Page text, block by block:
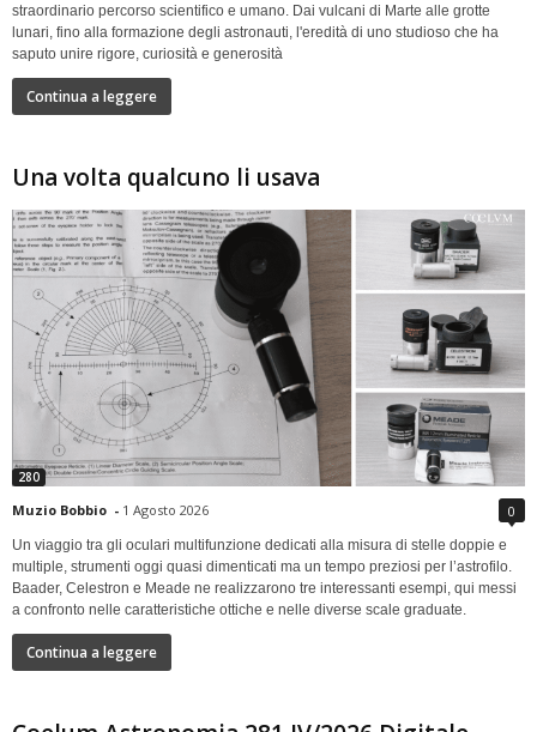
straordinario percorso scientifico e umano. Dai vulcani di Marte alle grotte
lunari, fino alla formazione degli astronauti, l'eredità di uno studioso che ha
saputo unire rigore, curiosità e generosità
Continua a leggere
Una volta qualcuno li usava
280
Muzio Bobbio - 1 Agosto 2026 0
Un viaggio tra gli oculari multifunzione dedicati alla misura di stelle doppie e
multiple, strumenti oggi quasi dimenticati ma un tempo preziosi per l’astrofilo.
Baader, Celestron e Meade ne realizzarono tre interessanti esempi, qui messi
a confronto nelle caratteristiche ottiche e nelle diverse scale graduate.
Continua a leggere